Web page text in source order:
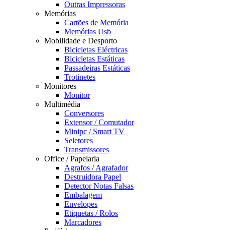
Outras Impressoras
Memórias
Cartões de Memória
Memórias Usb
Mobilidade e Desporto
Bicicletas Eléctricas
Bicicletas Estáticas
Passadeiras Estáticas
Trotinetes
Monitores
Monitor
Multimédia
Conversores
Extensor / Comutador
Minipc / Smart TV
Seletores
Transmissores
Office / Papelaria
Agrafos / Agrafador
Destruidora Papel
Detector Notas Falsas
Embalagem
Envelopes
Etiquetas / Rolos
Marcadores